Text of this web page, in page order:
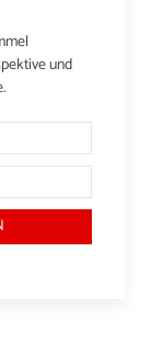
und